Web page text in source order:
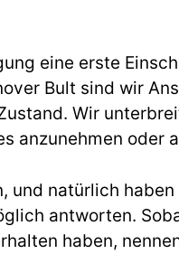
eine erste
Bult sind wir
Wir
anzunehmen oder
und natürlich
antworten.
haben,